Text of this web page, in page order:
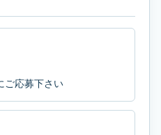
ご応募下さい